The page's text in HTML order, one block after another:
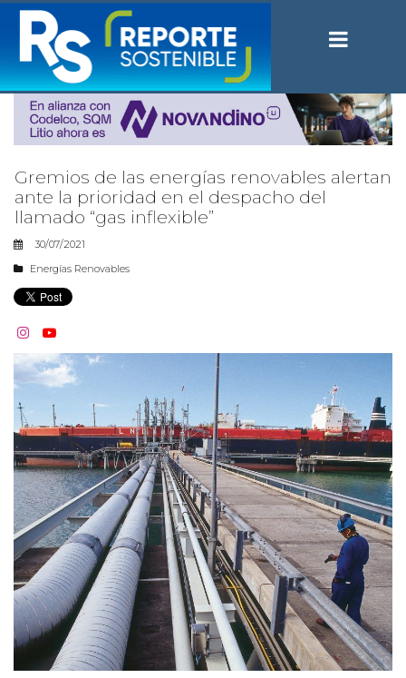
Gremios de las energías renovables alertan
ante la prioridad en el despacho del
llamado “gas inflexible”
30/07/2021
Energías Renovables
 